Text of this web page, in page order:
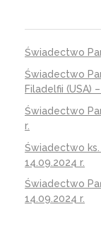
Świadectwo
Świadectwo
Filadelfii (USA)
Świadectwo
r.
Świadectwo
14.09.2024 r.
Świadectwo
14.09.2024 r.